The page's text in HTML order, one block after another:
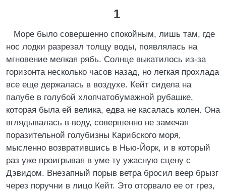
1
Море было совершенно спокойным, лишь там, где
нос лодки разрезал толщу воды, появлялась на
мгновение мелкая рябь. Солнце выкатилось из-за
горизонта несколько часов назад, но легкая прохлада
все еще держалась в воздухе. Кейт сидела на
палубе в голубой хлопчатобумажной рубашке,
которая была ей велика, едва не касалась колен. Она
вглядывалась в воду, совершенно не замечая
поразительной голубизны Карибского моря,
мысленно возвратившись в Нью-Йорк, и в который
раз уже проигрывая в уме ту ужасную сцену с
Дэвидом. Внезапный порыв ветра бросил веер брызг
через поручни в лицо Кейт. Это оторвало ее от грез,